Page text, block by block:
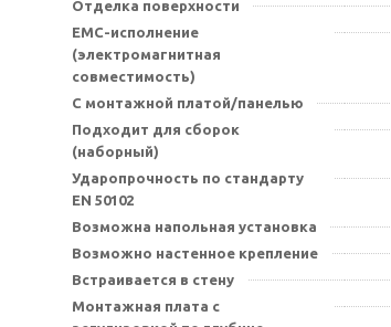
Отделка поверхности
EMC-исполнение
(электромагнитная
совместимость)
С монтажной платой/панелью
Подходит для сборок
(наборный)
Ударопрочность по стандарту
EN 50102
Возможна напольная установка
Возможно настенное крепление
Встраивается в стену
Монтажная плата с